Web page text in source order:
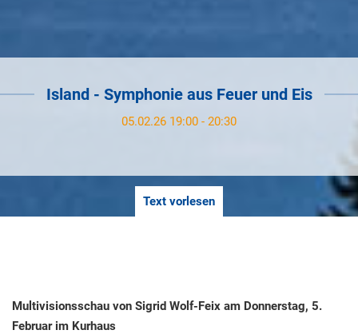
Island - Symphonie aus Feuer und Eis
05.02.26 19:00 - 20:30
Text vorlesen
Multivisionsschau von Sigrid Wolf-Feix am Donnerstag, 5.
Februar im Kurhaus